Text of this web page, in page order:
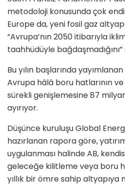
metodoloji konusunda çok
Europe da, yeni fosil gaz
“Avrupa’nın 2050 itibarıyla
taahhüdüyle bağdaşmadığını”
Bu yılın başlarında
Avrupa hâlâ boru hatlarının
sürekli genişlemesine 87
ayırıyor.
Düşünce kuruluşu Global
hazırlanan rapora göre,
uygulanması halinde AB,
geleceğe kilitleme veya boru
yıllık bir ömre sahip